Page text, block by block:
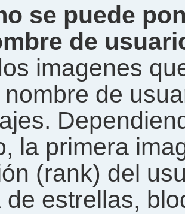
se puede
de
imagenes
de
la primera
(rank) del
de estrellas,